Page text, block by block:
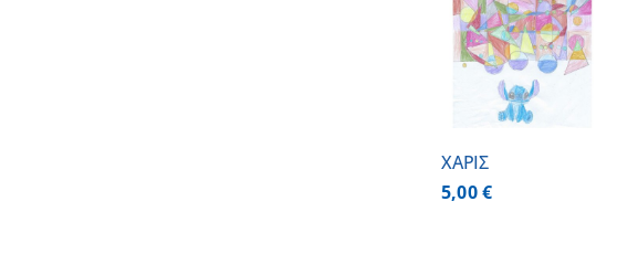
ΧΑΡΙΣ
5,00€
ΠΡΟΣΘΗΚΗ ΣΤΟ
ΚΑΛΑΘΙ
ΛΕΠΤΟΜΕΡΕΙΕΣ